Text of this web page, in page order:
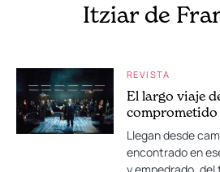
Itziar de
REVISTA
El largo viaje
comprometido
Llegan desde
encontrado en